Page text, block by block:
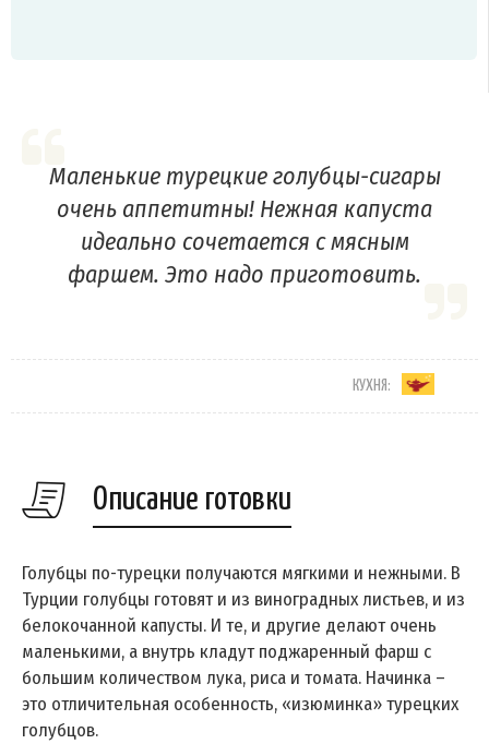
Маленькие турецкие голубцы-сигары
очень аппетитны! Нежная капуста
идеально сочетается с мясным
фаршем. Это надо приготовить.
КУХНЯ:
Описание готовки
Голубцы по-турецки получаются мягкими и нежными. В
Турции голубцы готовят и из виноградных листьев, и из
белокочанной капусты. И те, и другие делают очень
маленькими, а внутрь кладут поджаренный фарш с
большим количеством лука, риса и томата. Начинка –
это отличительная особенность, «изюминка» турецких
голубцов.